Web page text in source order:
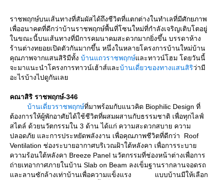
ราชพฤกษ์บนเส้นทางที่สัมผัสได้ถึงชีวิตที่แตกต่างในทำเลที่มีศักยภาพ
เพื่ออนาคตที่ดีกว่าบ้านราชพฤกษ์พื้นที่โซนใหม่ที่กำลังเจริญเติบโตอยู่
นขณะนี้บนเส้นทางที่มีการคมนาคมสะดวกมากยิ่งขึ้น บรรดาห้าง
ร้านต่างทยอยเปิดตัวกันมากขึ้น หนึ่งในหลายโครงการบ้านใหม่บ้าน
คุณภาพจากแสนสิริมีทั้ง บ้านแถวราชพฤกษ์ละทาวน์โฮม โดยวันนี้
จะมาแนะนำโครงการทาวน์เฮ้าส์และบ้านเดี่ยวของทางแสนสิริว่ามี
อะไรบ้างไปดูกันเล
คณาสิริ ราชพฤกษ์-346
บ้านเดี่ยวราชพฤกษ์ที่มาพร้อมกับแนวคิด Biophilic Design ที่
ต้องการให้ผู้พักอาศัยได้ใช้ชีวิตที่ผสมผสานกับธรรมชาติ เพื่อทุกไลฟ์
สไตล์ ด้วยนวัตกรรมใน 3 ด้าน ได้แก่ ความสะดวกสบาย ความ
ปลอดภัย และการประหยัดพลังงาน เพื่อคุณภาพชีวิตที่ดีกว่า Roof
Ventilation ช่องระบายอากาศบริเวณฝ้าใต้หลังคา เพื่อการระบา
ความร้อนใต้หลังคา Breeze Panel นวัตกรรมที่ช่องหน้าต่างเพื่อการ
ถ่ายเทอากาศภายในบ้าน Slab on Beam ลงเข็มฐานรากลานจอดรถ
ละลานซักล้างเท่าบ้านเพื่อความแข็งแรง แบบบ้านมีให้เลือก